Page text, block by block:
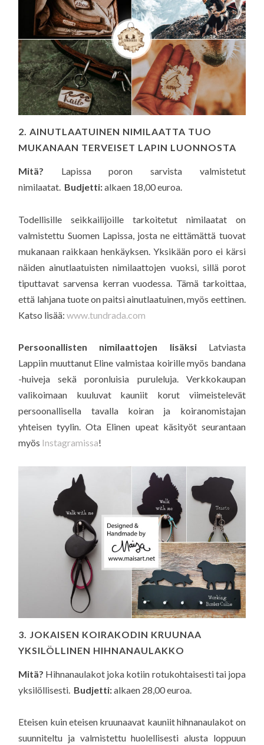
2. AINUTLAATUINEN NIMILAATTA TUO
MUKANAAN TERVEISET LAPIN LUONNOSTA
Mitä? Lapissa poron sarvista valmistetut
nimilaatat. Budjetti:alkaen 18,00 euroa.
Todellisille seikkailijoille tarkoitetut nimilaatat on
valmistettu Suomen Lapissa, josta ne eittämättä tuovat
mukanaan raikkaan henkäyksen. Yksikään poro ei kärsi
näiden ainutlaatuisten nimilaattojen vuoksi, sillä porot
tiputtavat sarvensa kerran vuodessa. Tämä tarkoittaa,
että lahjana tuote on paitsi ainutlaatuinen, myös eettinen.
Katso lisää:www.tundrada.com
Persoonallisten nimilaattojen lisäksiLatviasta
Lappiin muuttanut Eline valmistaa koirille myös bandana
-huiveja sekä poronluisia puruleluja. Verkkokaupan
valikoimaan kuuluvat kauniit korut viimeistelevät
persoonallisella tavalla koiran ja koiranomistajan
yhteisen tyylin. Ota Elinen upeat käsityöt seurantaan
myös Instagramissa!
3. JOKAISEN KOIRAKODIN KRUUNAA
YKSILÖLLINEN HIHNANAULAKKO
Mitä? Hihnanaulakot joka kotiin rotukohtaisesti tai jopa
yksilöllisesti. Budjetti:alkaen 28,00 euroa.
Eteisen kuin eteisen kruunaavat kauniit hihnanaulakot on
suunniteltu ja valmistettu huolellisesti alusta loppuun